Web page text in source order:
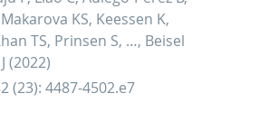
KS, Keessen K,
TS, Prinsen S, …, Beisel
(2022)
(23): 4487-4502.e7